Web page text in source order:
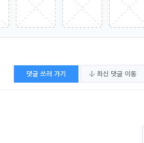
댓글 쓰러 가기 최신 댓글 이동